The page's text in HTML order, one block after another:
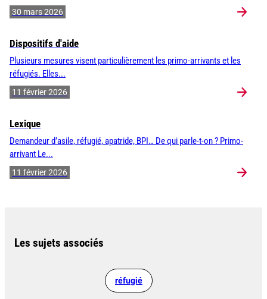
30 mars 2026
Dispositifs d'aide
Plusieurs mesures visent particulièrement les primo-arrivants et les
réfugiés. Elles...
11 février 2026
Lexique
Demandeur d’asile, réfugié, apatride, BPI… De qui parle-t-on ? Primo-
arrivant Le...
11 février 2026
Les sujets associés
réfugié